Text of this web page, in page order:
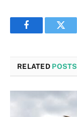
Facebook
RELATED POSTS